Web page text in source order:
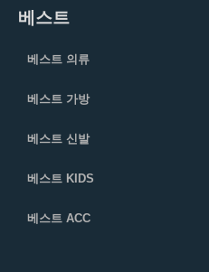
베스트
베스트 의류
베스트 가방
베스트 신발
베스트 KIDS
베스트 ACC